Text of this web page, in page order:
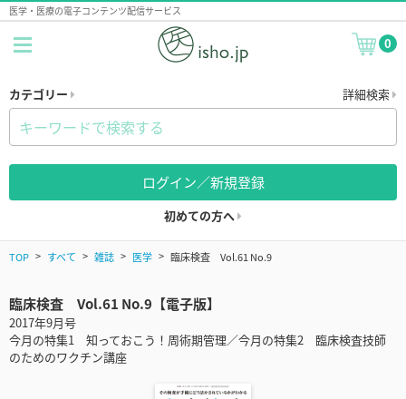
医学・医療の電子コンテンツ配信サービス
0
カテゴリー 詳細検索
ログイン／新規登録
初めての方へ
TOP すべて 雑誌 医学 臨床検査 Vol.61 No.9
臨床検査 Vol.61 No.9【電子版】
2017年9月号
今月の特集1 知っておこう！周術期管理／今月の特集2 臨床検査技師
のためのワクチン講座